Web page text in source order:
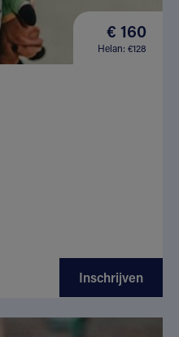
€ 160
Helan: €128
Inschrijven